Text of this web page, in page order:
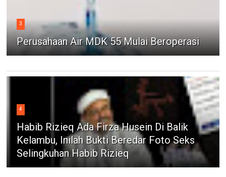
3
Perusahaan Air MDK 55 Mulai Beroperasi
4
Habib Rizieq Ada Firza Husein Di Balik
Kelambu, Inilah Bukti Beredar Foto Seks
Selingkuhan Habib Rizieq